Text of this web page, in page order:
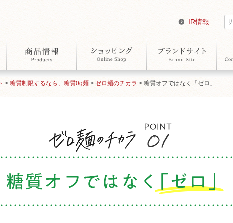
IR情報
> 糖質制限するなら、糖質0g麺 > ゼロ麺のチカラ > 糖質オフではなく「ゼロ」